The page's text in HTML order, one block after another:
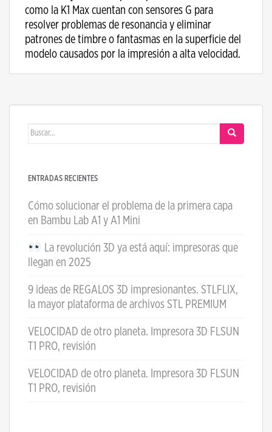
como la K1 Max cuentan con sensores G para
resolver problemas de resonancia y eliminar
patrones de timbre o fantasmas en la superficie del
modelo causados ​​por la impresión a alta velocidad.
Buscar:
ENTRADAS RECIENTES
Cómo solucionar el problema de la primera capa
en Bambu Lab A1 y A1 Mini
La revolución 3D ya está aquí: impresoras que
llegan en 2025
9 ideas de REGALOS 3D impresionantes. STLFLIX,
la mayor plataforma de archivos STL PREMIUM
VELOCIDAD de otro planeta. Impresora 3D FLSUN
T1 PRO, revisión
VELOCIDAD de otro planeta. Impresora 3D FLSUN
T1 PRO, revisión